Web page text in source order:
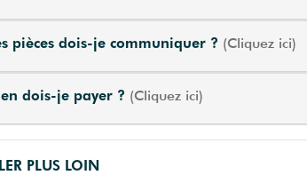
pièces dois-je communiquer ? (Cliquez ici)
dois-je payer ? (Cliquez ici)
PLUS LOIN